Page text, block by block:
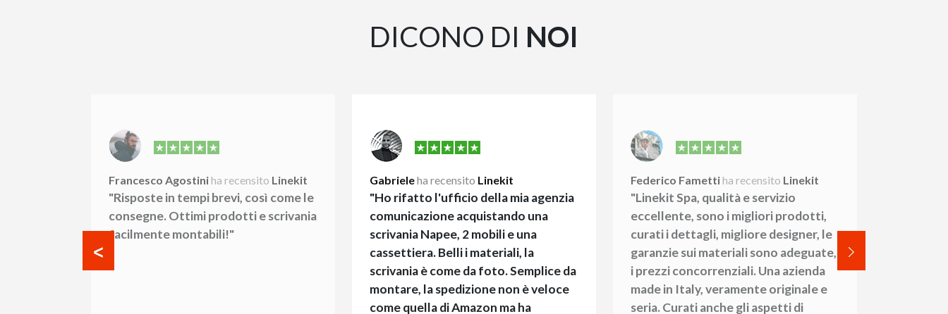
DICONO DI NOI
Francesco Agostiniha recensito Linekit
"Risposte in tempi brevi, così come le
consegne. Ottimi prodotti e scrivania
facilmente montabili!"
Gabrieleha recensito Linekit
"Ho rifatto l'ufficio della mia agenzia
comunicazione acquistando una
scrivania Napee, 2 mobili e una
cassettiera. Belli i materiali, la
scrivania è come da foto. Semplice da
montare, la spedizione non è veloce
come quella di Amazon ma ha
Federico Famettiha recensito Linekit
"Linekit Spa, qualità e servizio
eccellente, sono i migliori prodotti,
curati i dettagli, migliore designer, le
garanzie sui materiali sono adeguate,
i prezzi concorrenziali. Una azienda
made in Italy, veramente originale e
seria. Curati anche gli aspetti di